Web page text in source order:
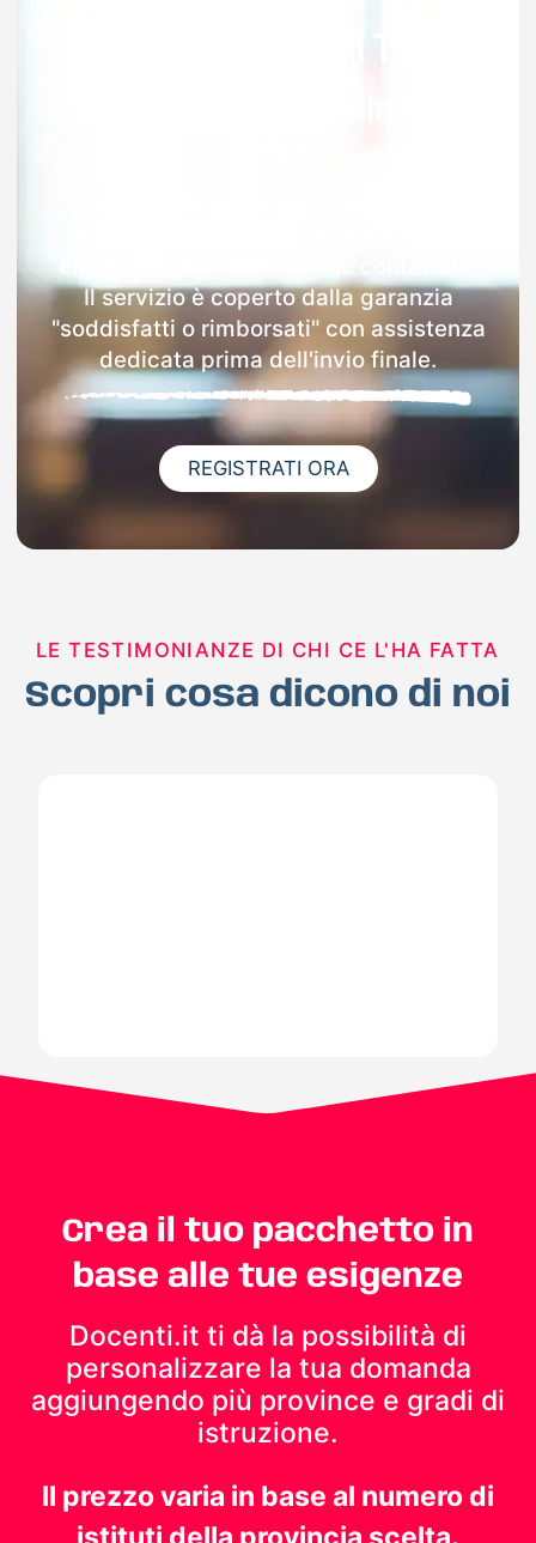
Il servizio è coperto dalla garanzia
"soddisfatti o rimborsati" con assistenza
dedicata prima dell'invio finale.
REGISTRATI ORA
LE TESTIMONIANZE DI CHI CE L'HA FATTA
Scopri cosa dicono di noi
Crea il tuo pacchetto in
base alle tue esigenze
Docenti.it ti dà la possibilità di
personalizzare la tua domanda
aggiungendo più province e gradi di
istruzione.
Il prezzo varia in base al numero di